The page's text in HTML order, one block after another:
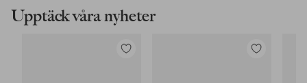
Upptäck våra nyheter
Lägg
Lägg